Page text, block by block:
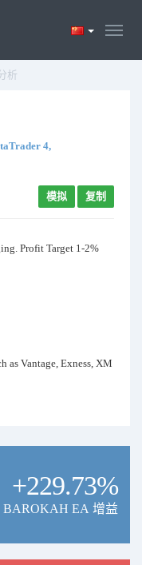
析
4,
模拟 复制
Profit Target 1-2%
as Vantage, Exness, XM
platform, to minimize
Copy Trading with
+229.73%
BAROKAH EA 增益